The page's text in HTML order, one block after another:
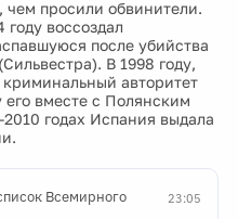
чем просили обвинители.
году воссоздал
после убийства
В 1998 году,
авторитет
его вместе с Полянским
годах Испания выдала
23:05
Всемирного